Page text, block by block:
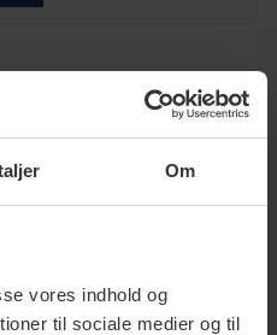
Om
vores indhold og
til sociale medier og til
0,3 L